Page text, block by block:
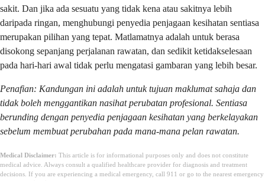
sakit. Dan jika ada sesuatu yang tidak kena atau sakitnya lebih
daripada ringan, menghubungi penyedia penjagaan kesihatan sentiasa
merupakan pilihan yang tepat. Matlamatnya adalah untuk berasa
disokong sepanjang perjalanan rawatan, dan sedikit ketidakselesaan
pada hari-hari awal tidak perlu mengatasi gambaran yang lebih besar.
Penafian: Kandungan ini adalah untuk tujuan maklumat sahaja dan
tidak boleh menggantikan nasihat perubatan profesional. Sentiasa
berunding dengan penyedia penjagaan kesihatan yang berkelayakan
sebelum membuat perubahan pada mana-mana pelan rawatan.
Medical Disclaimer: This article is for informational purposes only and does not constitute
medical advice. Always consult a qualified healthcare provider for diagnosis and treatment
decisions. If you are experiencing a medical emergency, call 911 or go to the nearest emergency